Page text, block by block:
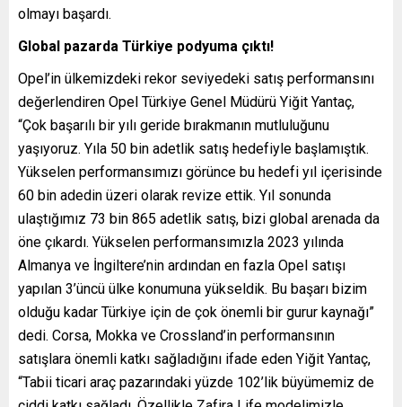
olmayı başardı.
Global pazarda Türkiye podyuma çıktı!
Opel’in ülkemizdeki rekor seviyedeki satış performansını
değerlendiren Opel Türkiye Genel Müdürü Yiğit Yantaç,
“Çok başarılı bir yılı geride bırakmanın mutluluğunu
yaşıyoruz. Yıla 50 bin adetlik satış hedefiyle başlamıştık.
Yükselen performansımızı görünce bu hedefi yıl içerisinde
60 bin adedin üzeri olarak revize ettik. Yıl sonunda
ulaştığımız 73 bin 865 adetlik satış, bizi global arenada da
öne çıkardı. Yükselen performansımızla 2023 yılında
Almanya ve İngiltere’nin ardından en fazla Opel satışı
yapılan 3’üncü ülke konumuna yükseldik. Bu başarı bizim
olduğu kadar Türkiye için de çok önemli bir gurur kaynağı”
dedi. Corsa, Mokka ve Crossland’in performansının
satışlara önemli katkı sağladığını ifade eden Yiğit Yantaç,
“Tabii ticari araç pazarındaki yüzde 102’lik büyümemiz de